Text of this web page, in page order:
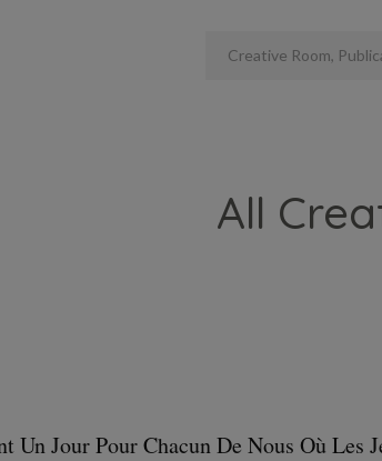
All
Un Jour Pour Chacun De Nous Où Les